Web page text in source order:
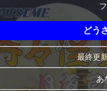
どう
最終更
あ